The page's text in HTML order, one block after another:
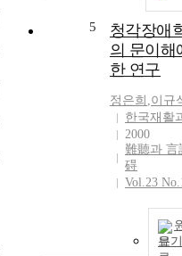
5
청각장애
의 문이해
한 연구
정은희 ,이규
한국재활
2000
難聽과 言
碍
Vol.23
보기